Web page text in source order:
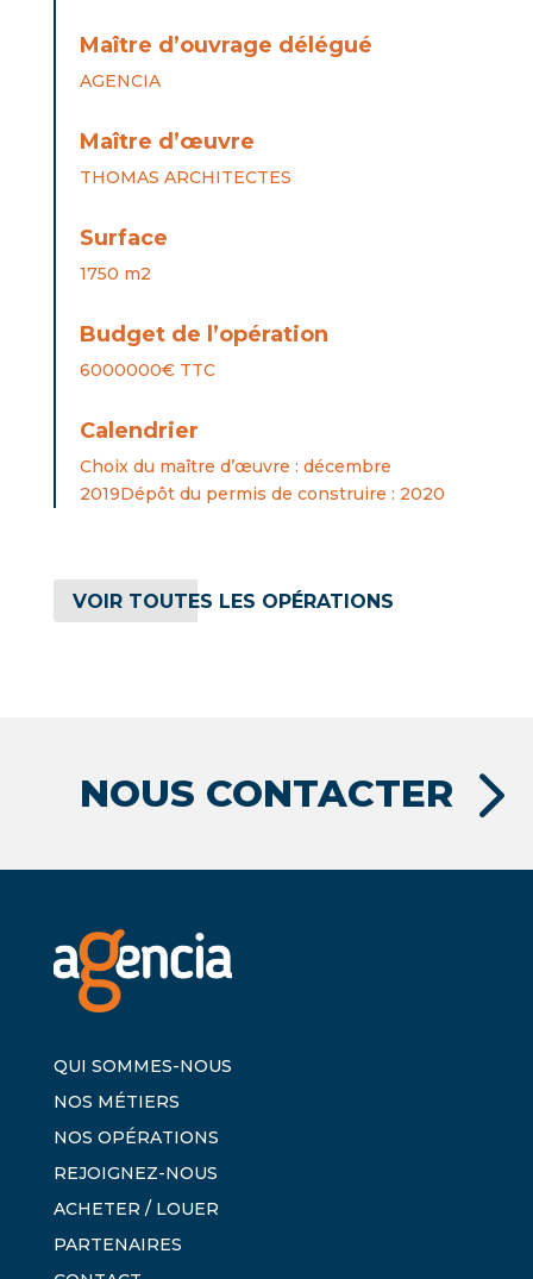
Maître d’ouvrage délégué
AGENCIA
Maître d’œuvre
THOMAS ARCHITECTES
Surface
1750 m2
Budget de l’opération
6000000€ TTC
Calendrier
Choix du maître d’œuvre : décembre
2019Dépôt du permis de construire : 2020
VOIR TOUTES LES OPÉRATIONS
NOUS CONTACTER
QUI SOMMES-NOUS
NOS MÉTIERS
NOS OPÉRATIONS
REJOIGNEZ-NOUS
ACHETER / LOUER
PARTENAIRES